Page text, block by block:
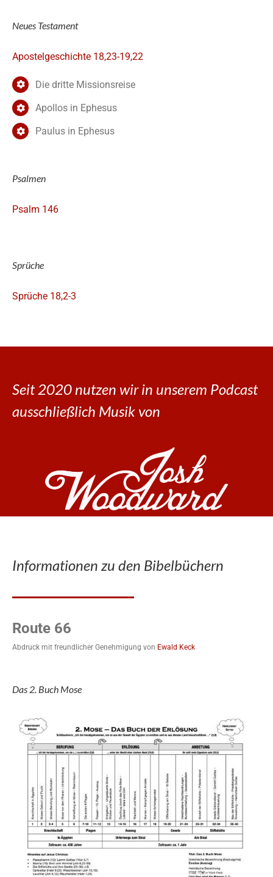
Neues Testament
Apostelgeschichte 18,23-19,22
Die dritte Missionsreise
Apollos in Ephesus
Paulus in Ephesus
Psalmen
Psalm 146
Sprüche
Sprüche 18,2-3
Seit 2020 nutzen wir in unserem Podcast
ausschließlich Musik von
Informationen zu den Bibelbüchern
Route 66
Abdruck mit freundlicher Genehmigung von Ewald Keck
Das 2. Buch Mose